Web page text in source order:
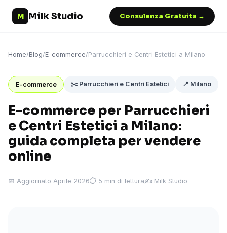
M Milk Studio Consulenza Gratuita →
Home/Blog/E-commerce/Parrucchieri e Centri Estetici a Milano
E-commerce ✂️ Parrucchieri e Centri Estetici 📍 Milano
E-commerce per Parrucchieri
e Centri Estetici a Milano:
guida completa per vendere
online
📅 Aggiornato Aprile 2026⏱ 5 min di lettura✍️ Milk Studio